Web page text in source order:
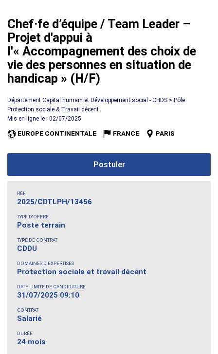
Chef·fe d’équipe / Team Leader –
Projet d'appui à
l'« Accompagnement des choix de
vie des personnes en situation de
handicap » (H/F)
Département Capital humain et Développement social - CHDS > Pôle
Protection sociale & Travail décent
Mis en ligne le : 02/07/2025
EUROPE CONTINENTALE FRANCE PARIS
Postuler
RÉF.
2025/CDTLPH/13456
TYPE D'OFFRE
Poste terrain
TYPE DE CONTRAT
CDDU
DOMAINES D'EXPERTISES
Protection sociale et travail décent
DATE LIMITE DE CANDIDATURE
31/07/2025 09:10
CONTRAT
Salarié
DURÉE
24 mois